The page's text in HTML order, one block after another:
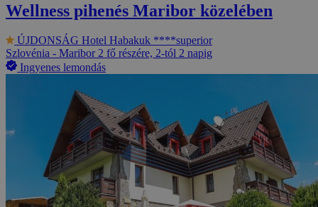
Wellness pihenés Maribor közelében
ÚJDONSÁG Hotel Habakuk ****superior
Szlovénia - Maribor2 fő részére, 2-tól 2 napig
Ingyenes lemondás